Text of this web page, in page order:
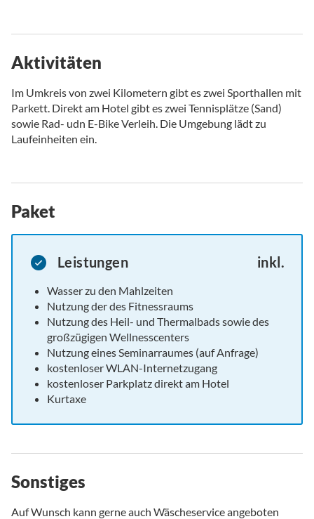
Aktivitäten
Im Umkreis von zwei Kilometern gibt es zwei Sporthallen mit
Parkett. Direkt am Hotel gibt es zwei Tennisplätze (Sand)
sowie Rad- udn E-Bike Verleih. Die Umgebung lädt zu
Laufeinheiten ein.
Paket
Leistungen inkl.
Wasser zu den Mahlzeiten
Nutzung der des Fitnessraums
Nutzung des Heil- und Thermalbads sowie des
großzügigen Wellnesscenters
Nutzung eines Seminarraumes (auf Anfrage)
kostenloser WLAN-Internetzugang
kostenloser Parkplatz direkt am Hotel
Kurtaxe
Sonstiges
Auf Wunsch kann gerne auch Wäscheservice angeboten